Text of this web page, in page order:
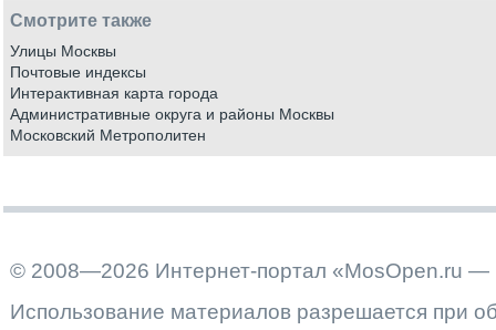
Смотрите также
Улицы Москвы
Почтовые индексы
Интерактивная карта города
Административные округа и районы Москвы
Московский Метрополитен
© 2008—2026 Интернет-портал «MosOpen.ru —
Использование материалов разрешается при